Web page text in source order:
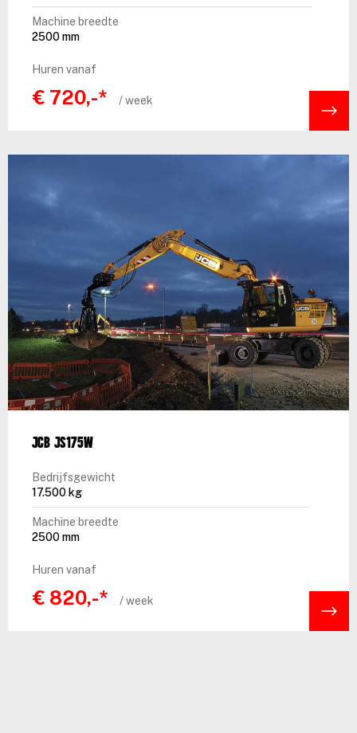
Machine breedte
2500 mm
Huren vanaf
€ 720,-* / week
JCB JS175W
Bedrijfsgewicht
17.500 kg
Machine breedte
2500 mm
Huren vanaf
€ 820,-* / week